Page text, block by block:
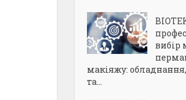
вибір
макіяжу:
та...